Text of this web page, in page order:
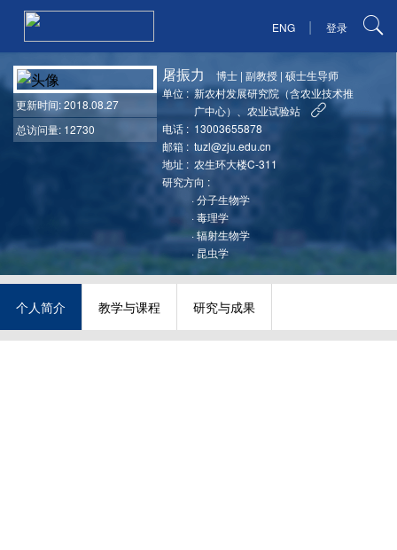
ENG | 登录
更新时间: 2018.08.27
总访问量: 12730
屠振力 博士 |副教授 |硕士生导师
单位 : 新农村发展研究院（含农业技术推
广中心）、农业试验站
电话 : 13003655878
邮箱 : tuzl@zju.edu.cn
地址 : 农生环大楼C-311
研究方向 :
·分子生物学
·毒理学
·辐射生物学
· 昆虫学
个人简介 教学与课程 研究与成果